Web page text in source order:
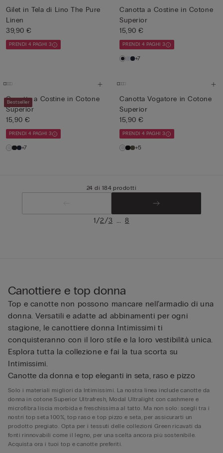
Gilet in Tela di Lino The Pure
Linen
39,90 €
PRENDI 4 PAGHI 3
Canotta a Costine in Cotone
Superior
15,90 €
PRENDI 4 PAGHI 3
+7
Bestseller
Canotta a Costine in Cotone
Superior
15,90 €
PRENDI 4 PAGHI 3
+7
Canotta Vogatore in Cotone
Superior
15,90 €
PRENDI 4 PAGHI 3
+5
24 di 184 prodotti
1/2/3 ... 8
Canottiere e top donna
Top e canotte non possono mancare nell’armadio di una
donna. Versatili e adatte ad abbinamenti per ogni
stagione, le canottiere donna Intimissimi ti
conquisteranno con il loro stile e la loro vestibilità unica.
Esplora tutta la collezione e fai la tua scorta su
Intimissimi.
Canotte da donna e top eleganti in seta, raso e pizzo
Solo i materiali migliori da Intimissimi. La nostra linea include canotte da
donna in cotone Superior Ultrafresh, Modal Ultralight con cashmere e
microfibra liscia morbida e freschissima al tatto. Ma non solo: scegli tra i
nostri top seta 100%, top raso e top pizzo e seta, per assicurarti un
prodotto pregiato. Opta per i tessuti delle collezioni Green ricavati da
fonti rinnovabili come il legno, per una scelta ancora più sostenibile.
Acquista ora i tuoi top e canotte preferiti.